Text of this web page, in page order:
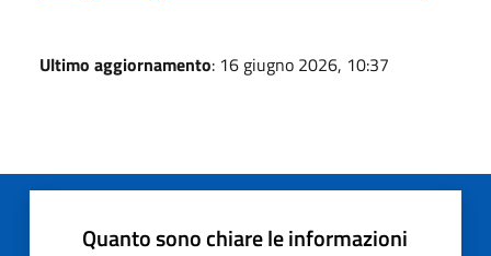
Ultimo aggiornamento: 16 giugno 2026, 10:37
Quanto sono chiare le informazioni